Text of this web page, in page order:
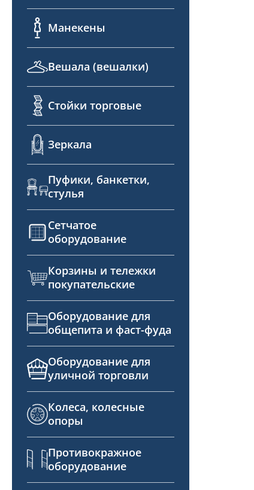
Манекены
Вешала (вешалки)
Стойки торговые
Зеркала
Пуфики, банкетки,
стулья
Сетчатое
оборудование
Корзины и тележки
покупательские
Оборудование для
общепита и фаст-фуда
Оборудование для
уличной торговли
Колеса, колесные
опоры
Противокражное
оборудование